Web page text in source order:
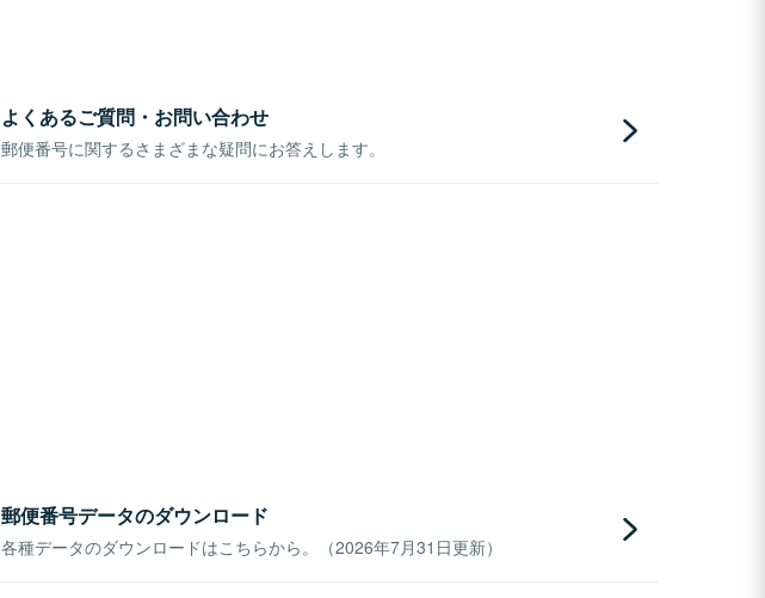
よくあるご質問・お問い合わせ
郵便番号に関するさまざまな疑問にお答えします。
郵便番号データのダウンロード
各種データのダウンロードはこちらから。（2026年7月31日更新）